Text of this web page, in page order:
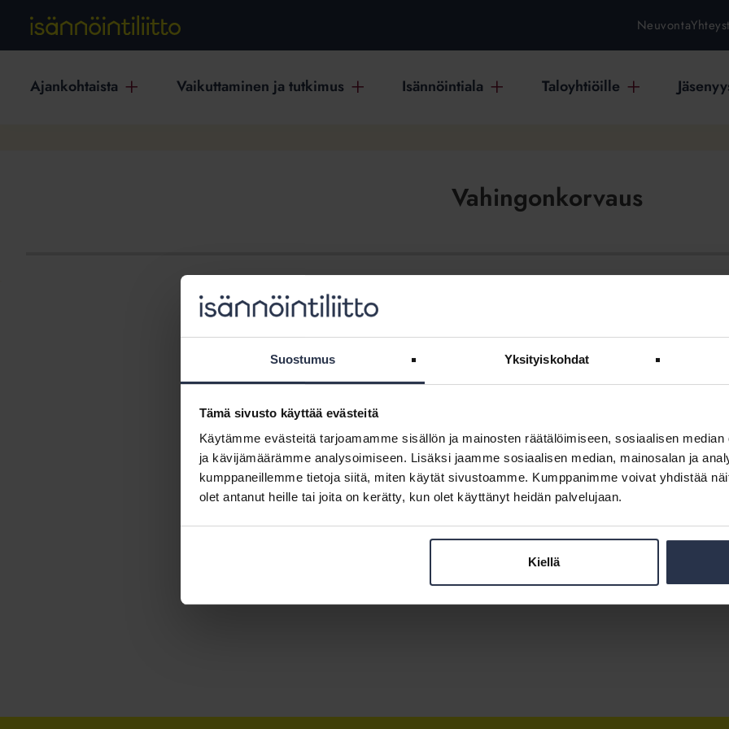
Suostumus Yksityiskohdat
Tämä sivusto käyttää evästeitä
Käytämme evästeitä tarjoamamme sisällön ja mainosten räätälöimiseen, sosiaalisen
ja kävijämäärämme analysoimiseen. Lisäksi jaamme sosiaalisen median, mainosalan ja
kumppaneillemme tietoja siitä, miten käytät sivustoamme. Kumppanimme voivat yhdistää
olet antanut heille tai joita on kerätty, kun olet käyttänyt heidän palvelujaan.
Kiellä
Neuvonta
Ajankohtaista Vaikuttaminen ja tutkimus Isännöintiala Taloyhtiöille
Vahingonkorvaus